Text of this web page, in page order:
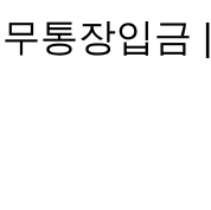
무통장입금 |